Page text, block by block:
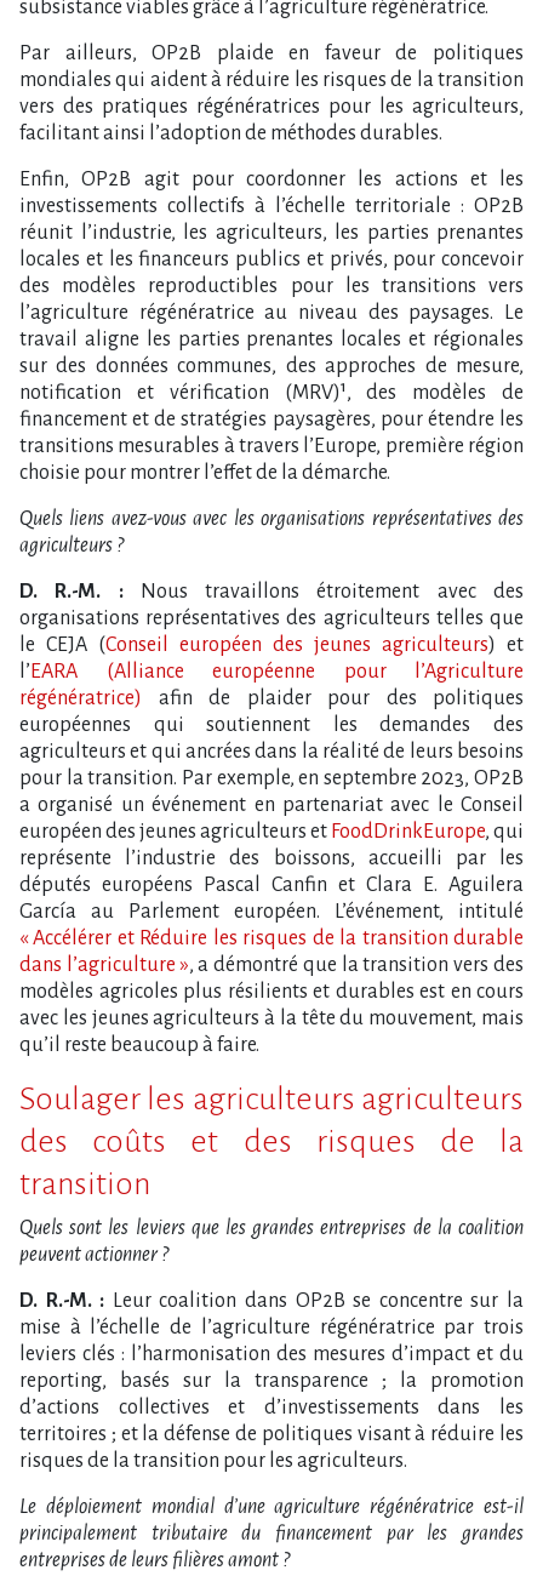
subsistance viables grâce à l’agriculture régénératrice.
Par ailleurs, OP2B plaide en faveur de politiques
mondiales qui aident à réduire les risques de la transition
vers des pratiques régénératrices pour les agriculteurs,
facilitant ainsi l’adoption de méthodes durables.
Enfin, OP2B agit pour coordonner les actions et les
investissements collectifs à l’échelle territoriale : OP2B
réunit l’industrie, les agriculteurs, les parties prenantes
locales et les financeurs publics et privés, pour concevoir
des modèles reproductibles pour les transitions vers
l’agriculture régénératrice au niveau des paysages. Le
travail aligne les parties prenantes locales et régionales
sur des données communes, des approches de mesure,
notification et vérification (MRV)¹, des modèles de
financement et de stratégies paysagères, pour étendre les
transitions mesurables à travers l’Europe, première région
choisie pour montrer l’effet de la démarche.
Quels liens avez-vous avec les organisations représentatives des
agriculteurs ?
D. R.-M. :
Nous travaillons étroitement avec des
organisations représentatives des agriculteurs telles que
le CEJA (Conseil européen des jeunes agriculteurs) et
l’ EARA (Alliance européenne pour l’Agriculture
régénératrice)
afin de plaider pour des politiques
européennes qui soutiennent les demandes des
agriculteurs et qui ancrées dans la réalité de leurs besoins
pour la transition. Par exemple, en septembre 2023, OP2B
a organisé un événement en partenariat avec le Conseil
européen des jeunes agriculteurs et FoodDrinkEurope, qui
représente l’industrie des boissons, accueilli par les
députés européens Pascal Canfin et Clara E. Aguilera
García au Parlement européen. L’événement, intitulé
« Accélérer et Réduire les risques de la transition durable
dans l’agriculture », a démontré que la transition vers des
modèles agricoles plus résilients et durables est en cours
avec les jeunes agriculteurs à la tête du mouvement, mais
qu’il reste beaucoup à faire.
Soulager les agriculteurs agriculteurs
des coûts et des risques de la
transition
Quels sont les leviers que les grandes entreprises de la coalition
peuvent actionner ?
D. R.-M. : Leur coalition dans OP2B se concentre sur la
mise à l’échelle de l’agriculture régénératrice par trois
leviers clés : l’harmonisation des mesures d’impact et du
reporting, basés sur la transparence ; la promotion
d’actions collectives et d’investissements dans les
territoires ; et la défense de politiques visant à réduire les
risques de la transition pour les agriculteurs.
Le déploiement mondial d’une agriculture régénératrice est-il
principalement tributaire du financement par les grandes
entreprises de leurs filières amont ?